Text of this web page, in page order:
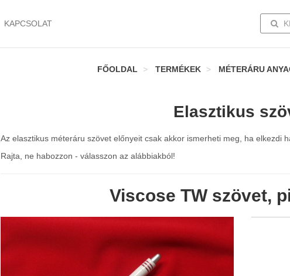
KAPCSOLAT
FŐOLDAL TERMÉKEK MÉTERÁRU
Elasztikus
Az elasztikus méteráru szövet előnyeit csak akkor ismerheti meg, ha elkezdi
Rajta, ne habozzon - válasszon az alábbiakból!
Viscose TW szövet,